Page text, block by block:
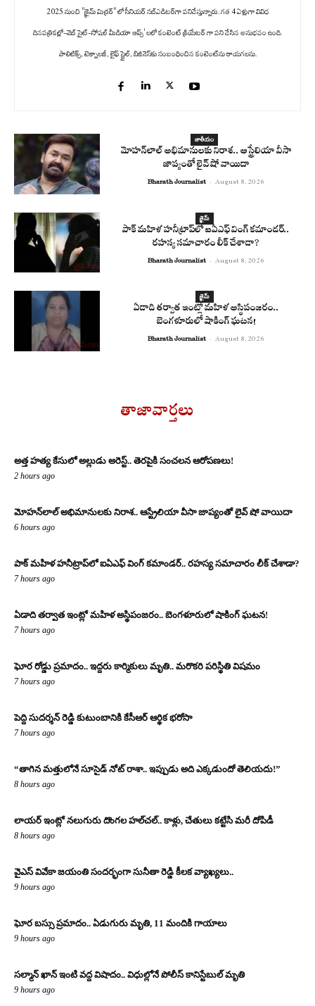
2025 నుంచి "క్రైమ్ మిర్రర్" లో సీనియర్ సబ్‌ఎడిటర్‌గా పనిచేస్తున్నారు. గత 4 ఏళ్లుగా వివిధ
దినపత్రికల్లో-వెబ్ సైట్-సోషల్ మీడియా ఆప్స్' లలో కంటెంట్ క్రియేటర్ గా పని చేసిన అనుభవం ఉంది.
పాలిటిక్స్‌, టెక్నాలజీ, లైఫ్‌ స్టైల్‌, బిజినెస్‌కు సంబంధించిన కంటెంట్‌ను రాయగలను.
జాతీయం
మోహన్‌లాల్ అభిమానులకు నిరాశ.. ఆస్ట్రేలియా వీసా
జాప్యంతో లైవ్ షో వాయిదా
Bharath Journalist - August 8, 2026
క్రైమ్
పాక్ మహిళ హనీట్రాప్‌లో ఐఏఎఫ్ వింగ్ కమాండర్..
రహస్య సమాచారం లీక్ చేశాడా?
Bharath Journalist - August 8, 2026
క్రైమ్
ఏడాది తర్వాత ఇంట్లో మహిళ అస్థిపంజరం..
బెంగళూరులో షాకింగ్ ఘటన!
Bharath Journalist - August 8, 2026
తాజావార్తలు
అత్త హత్య కేసులో అల్లుడు అరెస్ట్.. తెరపైకి సంచలన ఆరోపణలు!
2 hours ago
మోహన్‌లాల్ అభిమానులకు నిరాశ.. ఆస్ట్రేలియా వీసా జాప్యంతో లైవ్ షో వాయిదా
6 hours ago
పాక్ మహిళ హనీట్రాప్‌లో ఐఏఎఫ్ వింగ్ కమాండర్.. రహస్య సమాచారం లీక్ చేశాడా?
7 hours ago
ఏడాది తర్వాత ఇంట్లో మహిళ అస్థిపంజరం.. బెంగళూరులో షాకింగ్ ఘటన!
7 hours ago
ఘోర రోడ్డు ప్రమాదం.. ఇద్దరు కార్మికులు మృతి.. మరొకరి పరిస్థితి విషమం
7 hours ago
పెద్ది సుదర్శన్ రెడ్డి కుటుంబానికి కేసీఆర్ ఆర్థిక భరోసా
7 hours ago
“తాగిన మత్తులోనే సూసైడ్ నోట్ రాశా.. ఇప్పుడు అది ఎక్కడుందో తెలియదు!”
8 hours ago
లాయర్ ఇంట్లో నలుగురు దొంగల హల్‌చల్.. కాళ్లు, చేతులు కట్టేసి మరీ దోపిడీ
8 hours ago
వైఎస్ వివేకా జయంతి సందర్భంగా సునీతా రెడ్డి కీలక వ్యాఖ్యలు..
9 hours ago
ఘోర బస్సు ప్రమాదం.. ఏడుగురు మృతి, 11 మందికి గాయాలు
9 hours ago
సల్మాన్ ఖాన్ ఇంటి వద్ద విషాదం.. విధుల్లోనే పోలీస్ కానిస్టేబుల్ మృతి
9 hours ago